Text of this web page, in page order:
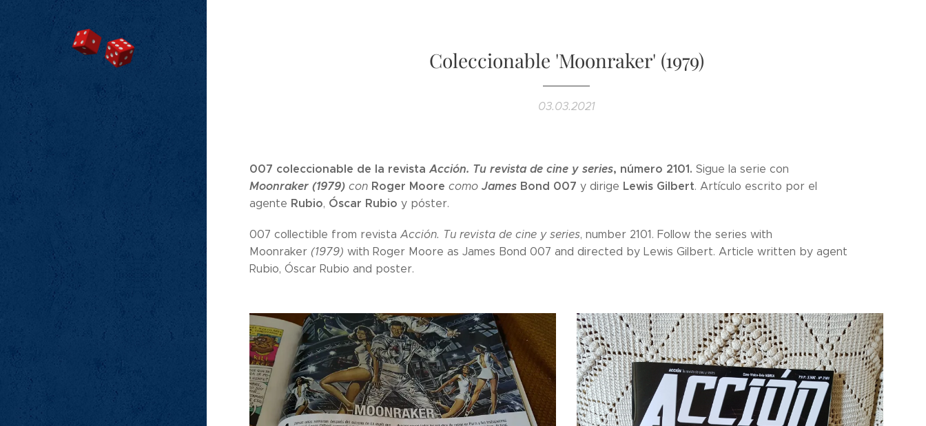
Coleccionable 'Moonraker' (1979)
03.03.2021
007 coleccionable de la revista Acción. Tu revista de cine y series, número 2101. Sigue la serie con
Moonraker (1979) con Roger Moore como James Bond 007 y dirige Lewis Gilbert. Artículo escrito por el
agente Rubio, Óscar Rubio y póster.
007 collectible from revista Acción. Tu revista de cine y series, number 2101. Follow the series with
Moonraker (1979) with Roger Moore as James Bond 007 and directed by Lewis Gilbert. Article written by agent
Rubio, Óscar Rubio and poster.